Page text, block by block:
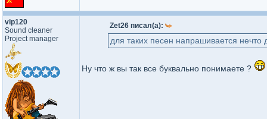
vip120
Sound cleaner
Project manager
Zet26 писал(а):
для таких песен напрашивается нечто
Ну что ж вы так все буквально понимаете ?